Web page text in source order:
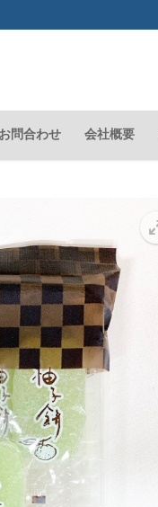
お問合わせ 会社概要